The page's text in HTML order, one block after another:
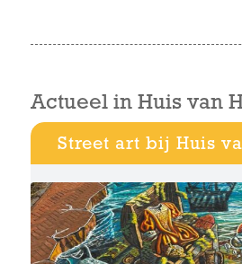
Actueel in Huis van
Street art bij Huis